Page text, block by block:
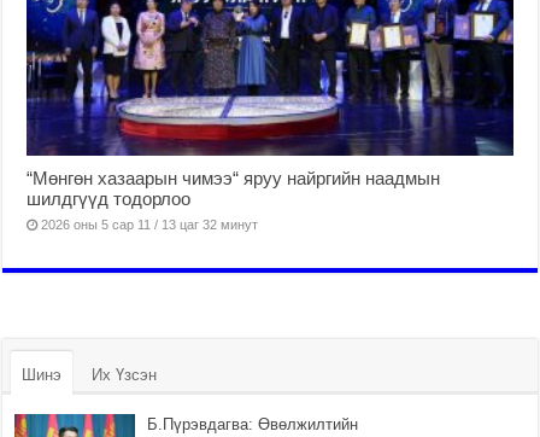
“Мөнгөн хазаарын чимээ“ яруу найргийн наадмын
шилдгүүд тодорлоо
2026 оны 5 сар 11 / 13 цаг 32 минут
Шинэ Их Үзсэн
Б.Пүрэвдагва: Өвөлжилтийн